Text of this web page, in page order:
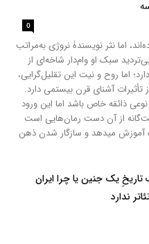
0
اما نثر نویسندۀ نروژی به‌مراتب
سبک او وام‌دار شاخه‌ای از
اما روح و نیت این تقلیل‌گرایی،
آشنای قرن بیستمی دارد.
ذائقه خاص باشد اما این ورود
از آن دست رمان‌هایی است
آموزش میدهد و سازگار شدن ذهن
تاریخِ یک جنین یا چرا ایران
ندارد